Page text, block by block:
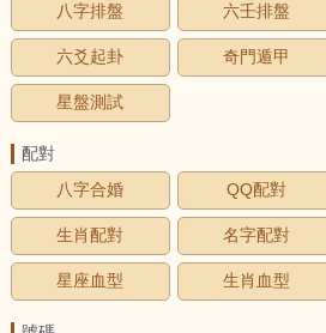
八字排盤
六壬排盤
六爻起卦 奇門遁甲
星盤測試
配對
八字合婚
QQ配對
生肖配對 名字配對
星座血型 生肖血型